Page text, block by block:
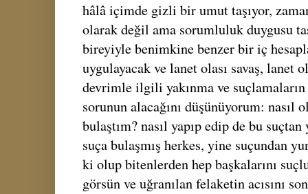
hâlâ içimde gizli bir umut taşıyor,
olarak değil ama sorumluluk duygusu
bireyiyle benimkine benzer bir iç
uygulayacak ve lanet olası savaş, lanet
devrimle ilgili yakınma ve
sorunun alacağını düşünüyorum: nasıl
bulaştım? nasıl yapıp edip de bu
suça bulaşmış herkes, yine suçundan
ki olup bitenlerden hep başkalarını
görsün ve uğranılan felaketin acısını